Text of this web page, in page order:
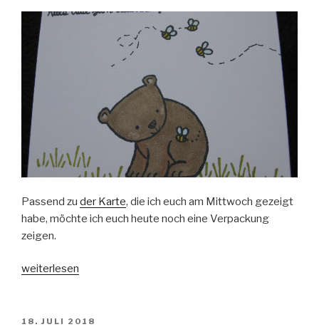
Passend zu der Karte, die ich euch am Mittwoch gezeigt
habe, möchte ich euch heute noch eine Verpackung
zeigen.
„Tierische
weiterlesen
VERÖFFENTLICHT
18. JULI 2018